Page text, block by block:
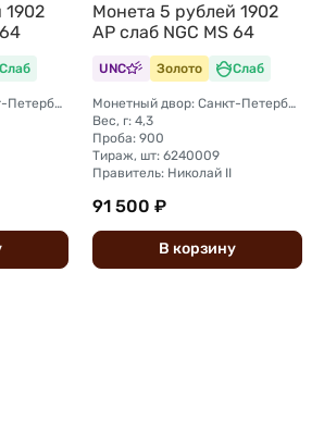
1902
Слаб
Монетный двор: Санкт-Петербургский монетный двор
Монета 5 рублей 1902
АР слаб NGC MS 64
UNC Золото Слаб
Монетный двор: Санкт-Петербургский монетный двор
Вес, г: 4,3
Проба: 900
Тираж, шт: 6240009
Правитель: Николай II
91 500 ₽
В корзину